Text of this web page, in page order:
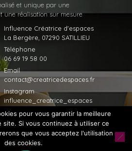
et unique par une
une réalisation sur mesure
Influence Créatrice d'espaces
La Bergère, 07290 SATILLIEU
Téléphone
06 69 19 58 00
Email
contact@creatricedespaces.fr
Instagram
influence_creatrice_espaces
d'espaces - Tous droits réservés -
pour vous garantir la meilleure
Si vous continuez à utiliser ce
que vous acceptez l'utilisation
des cookies.